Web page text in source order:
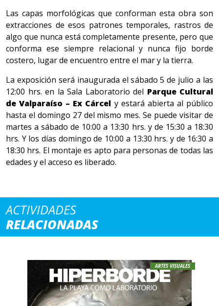
Las capas morfológicas que conforman esta obra son
extracciones de esos patrones temporales, rastros de
algo que nunca está completamente presente, pero que
conforma ese siempre relacional y nunca fijo borde
costero, lugar de encuentro entre el mar y la tierra.
La exposición será inaugurada el sábado 5 de julio a las
12:00 hrs. en la Sala Laboratorio del Parque Cultural
de Valparaíso – Ex Cárcel y estará abierta al público
hasta el domingo 27 del mismo mes. Se puede visitar de
martes a sábado de 10:00 a 13:30 hrs. y de 15:30 a 18:30
hrs. Y los días domingo de 10:00 a 13:30 hrs. y de 16:30 a
18:30 hrs. El montaje es apto para personas de todas las
edades y el acceso es liberado.
ACTIVIDADES
RELACIONADAS
ARTES VISUALES